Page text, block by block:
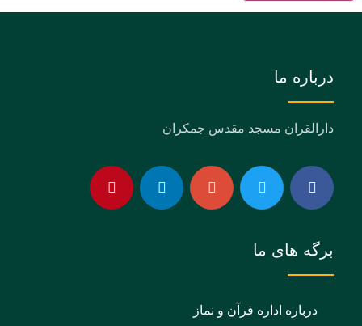
درباره ما
دارالقران مسجد مقدس جمکران
برگه های ما
درباره اداره قرآن و نماز